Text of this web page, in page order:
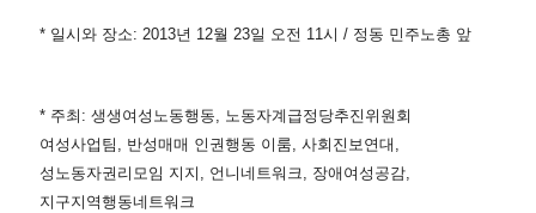
* 일시와 장소: 2013년 12월 23일 오전 11시 / 정동 민주노총 앞
* 주최: 생생여성노동행동, 노동자계급정당추진위원회
여성사업팀, 반성매매 인권행동 이룸, 사회진보연대,
성노동자권리모임 지지, 언니네트워크, 장애여성공감,
지구지역행동네트워크